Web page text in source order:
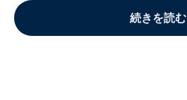
続きを読む